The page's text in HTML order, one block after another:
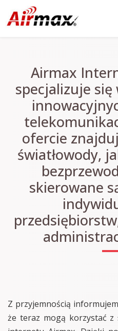
Airmax
specjalizuje
ofercie
światłowody,
skierowane
Z przyjemnością
że teraz mogą korzystać z